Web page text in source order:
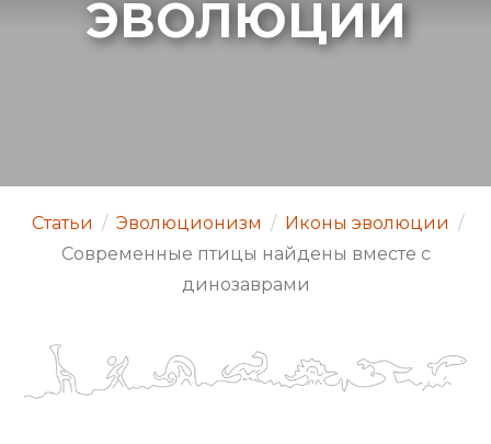
ЭВОЛЮЦИИ
Статьи / Эволюционизм / Иконы эволюции /
Современные птицы найдены вместе с
динозаврами